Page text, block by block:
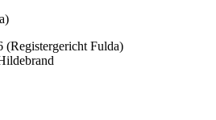
(Registergericht Fulda)